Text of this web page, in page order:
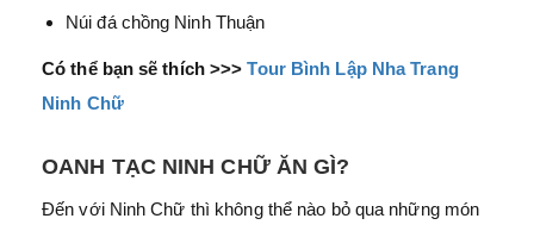
Núi đá chồng Ninh Thuận
Có thể bạn sẽ thích >>> Tour Bình Lập Nha Trang
Ninh Chữ
OANH TẠC NINH CHỮ ĂN GÌ?
Đến với Ninh Chữ thì không thể nào bỏ qua những món